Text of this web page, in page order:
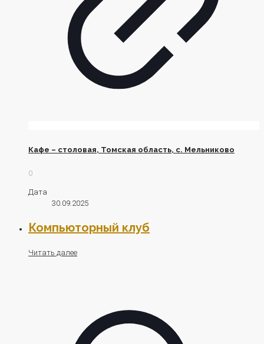
Кафе – столовая, Томская область, с. Мельниково
0
Дата
30.09.2025
Компьюторный клуб
Читать далее